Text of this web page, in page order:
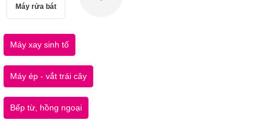
Máy rửa bát
Máy xay sinh tố
Máy ép - vắt trái cây
Bếp từ, hồng ngoại